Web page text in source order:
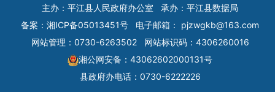
主办：平江县人民政府办公室
承办：平江县数据局
备案： 湘ICP备05013451号 电子邮箱： pjzwgkb@163.com
网站管理：0730-6263502
网站标识码：4306260016
湘公网安备：43062602000131号
县政府办电话：0730-6222226